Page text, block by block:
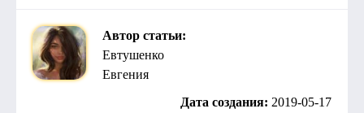
Автор статьи:
Евтушенко
Евгения
Дата создания: 2019-05-17